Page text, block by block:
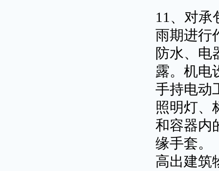
11、对承
雨期进行
防水、电
露。机电
手持电动
照明灯、
和容器内
缘手套。
高出建筑